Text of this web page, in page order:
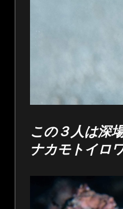
この３人は深
ナカモトイロ